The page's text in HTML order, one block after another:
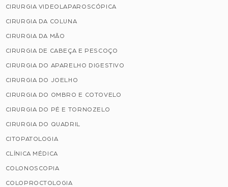
CIRURGIA VIDEOLAPAROSCÓPICA
CIRURGIA DA COLUNA
CIRURGIA DA MÃO
CIRURGIA DE CABEÇA E PESCOÇO
CIRURGIA DO APARELHO DIGESTIVO
CIRURGIA DO JOELHO
CIRURGIA DO OMBRO E COTOVELO
CIRURGIA DO PÉ E TORNOZELO
CIRURGIA DO QUADRIL
CITOPATOLOGIA
CLÍNICA MÉDICA
COLONOSCOPIA
COLOPROCTOLOGIA